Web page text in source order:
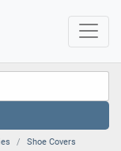
Shoe Covers